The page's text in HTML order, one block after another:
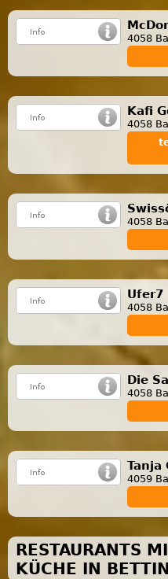
4058
Kafi
4058
4058
Ufer7
4058
Die
4058
Tanja
4059
RESTAURANTS
KÜCHE IN